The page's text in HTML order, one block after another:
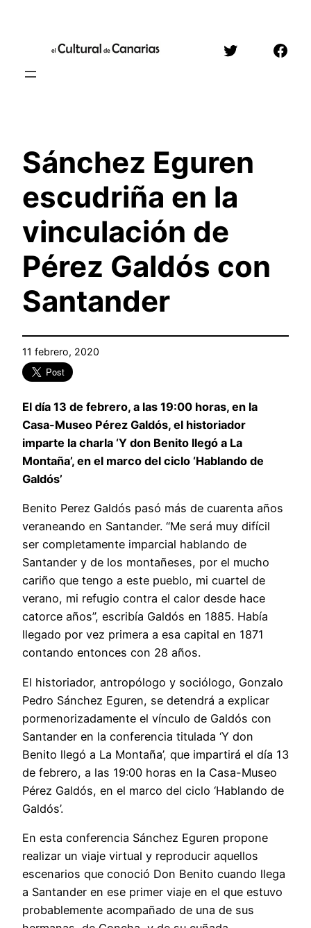
contenido
Twitter
Sánchez Eguren
escudriña en la
vinculación de
Pérez Galdós con
Santander
11 febrero, 2020
El día 13 de febrero, a las 19:00 horas, en la
Casa-Museo Pérez Galdós, el historiador
imparte la charla ‘Y don Benito llegó a La
Montaña’, en el marco del ciclo ‘Hablando de
Galdós’
Benito Perez Galdós pasó más de cuarenta años
veraneando en Santander. “Me será muy difícil
ser completamente imparcial hablando de
Santander y de los montañeses, por el mucho
cariño que tengo a este pueblo, mi cuartel de
verano, mi refugio contra el calor desde hace
catorce años”, escribía Galdós en 1885. Había
llegado por vez primera a esa capital en 1871
contando entonces con 28 años.
El historiador, antropólogo y sociólogo, Gonzalo
Pedro Sánchez Eguren, se detendrá a explicar
pormenorizadamente el vínculo de Galdós con
Santander en la conferencia titulada ‘Y don
Benito llegó a La Montaña’, que impartirá el día 13
de febrero, a las 19:00 horas en la Casa-Museo
Pérez Galdós, en el marco del ciclo ‘Hablando de
Galdós’.
En esta conferencia Sánchez Eguren propone
realizar un viaje virtual y reproducir aquellos
escenarios que conoció Don Benito cuando llega
a Santander en ese primer viaje en el que estuvo
probablemente acompañado de una de sus